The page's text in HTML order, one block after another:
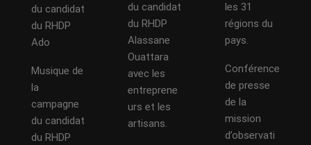
du candidat
du RHDP
Ado
Musique de
la
campagne
du candidat
du RHDP
du candidat
du RHDP
Alassane
Ouattara
avec les
entreprene
urs et les
artisans.
les 31
régions du
pays.
Conférence
de presse
de la
mission
d’observati